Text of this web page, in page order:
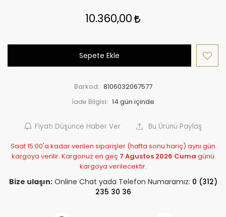
10.360,00
Sepete Ekle
Barkod: 8106032067577
İade Bilgisi:
Fiyatı Düşünce Haber Ver Bu Ürünü Paylaş
Saat 15:00'a kadar verilen siparişler (hafta sonu hariç) aynı gün
kargoya verilir. Kargonuz en geç 7 Agustos 2026 Cuma günü
kargoya verilecektir.
Bize ulaşın:Online Chat yada Telefon Numaramız: 0 (312)
235 30 36